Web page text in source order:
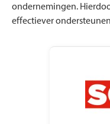
ondernemingen.
effectiever